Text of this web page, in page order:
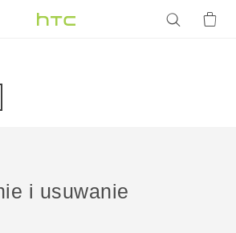
i usuwanie